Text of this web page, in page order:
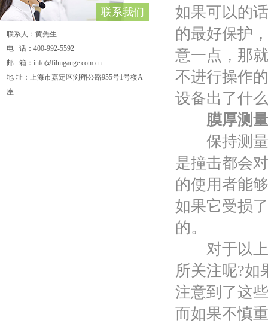
联系我们
联系人：黄先生
电 话：400-992-5592
邮 箱：info@filmgauge.com.cn
地 址：上海市嘉定区浏翔公路955号1号楼A
座
如果可以的
的最好保护
意一点，那
不进行操作
设备出了什
膜厚测
保持测量
是撞击都会
的使用者能
如果它受损
的。
对于以上
所关注呢?如
注意到了这
而如果不慎